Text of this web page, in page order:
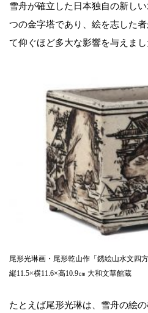
雪舟が確立した日本独自の新し
つの金字塔であり、絵を志した
て仰ぐほど多大な影響を与えまし
尾形光琳画・尾形乾山作「銹絵山水文四
縦11.5×横11.6×高10.9㎝ 大和文華館蔵
たとえば尾形光琳は、雪舟の絵